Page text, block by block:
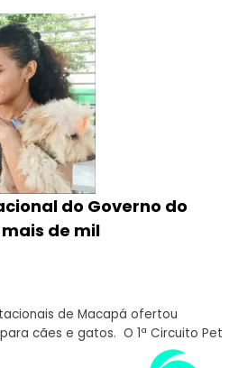
do Governo do
de mil
de Macapá ofertou
cães e gatos. O 1ª Circuito Pet